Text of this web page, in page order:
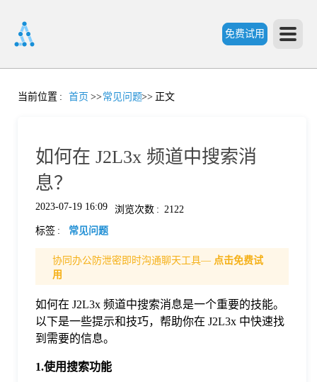
免费试用
首
价
格
当前位置 : 首页 >>常见问题>> 正文
如何在 J2L3x 频道中搜索消
息？
2023-07-19 16:09 浏览次数 : 2122
标签 : 常见问题
协同办公防泄密即时沟通聊天工具— 点击免费试
用
如何在 J2L3x 频道中搜索消息是一个重要的技能。
以下是一些提示和技巧，帮助你在 J2L3x 中快速找
到需要的信息。
1.使用搜索功能